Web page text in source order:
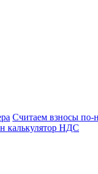
Считаем взносы по-
калькулятор НДС